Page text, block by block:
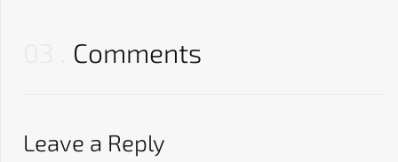
Comments
Leave a Reply